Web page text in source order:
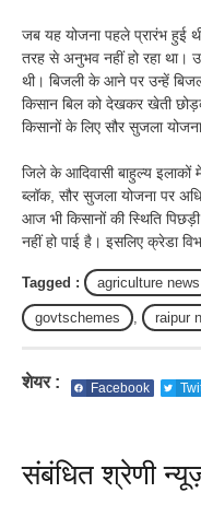
जब यह योजना पहले प्रारंभ हुई
तरह से अनुभव नहीं हो रहा था।
थी। बिजली के आने पर उन्हें
किसान बिल को देखकर खेती
किसानों के लिए सौर सुजला
जिले के आदिवासी बाहुल्य इलाकों
ब्लॉक, सौर सुजला योजना पर
आज भी किसानों की स्थिति
नहीं हो पाई है। इसलिए क्रेडा
Tagged : agriculture news
govtschemes , raipur
शेयर : Facebook
संबंधित श्रेणी